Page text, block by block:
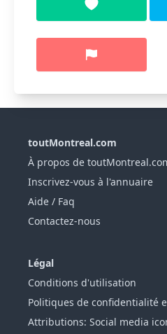
toutMontreal.com
À propos de
Inscrivez-vous à l'annuaire
Aide / Faq
Contactez-nous
Légal
Conditions d'utilisation
Politiques de confidentialité
Attributions: Social media